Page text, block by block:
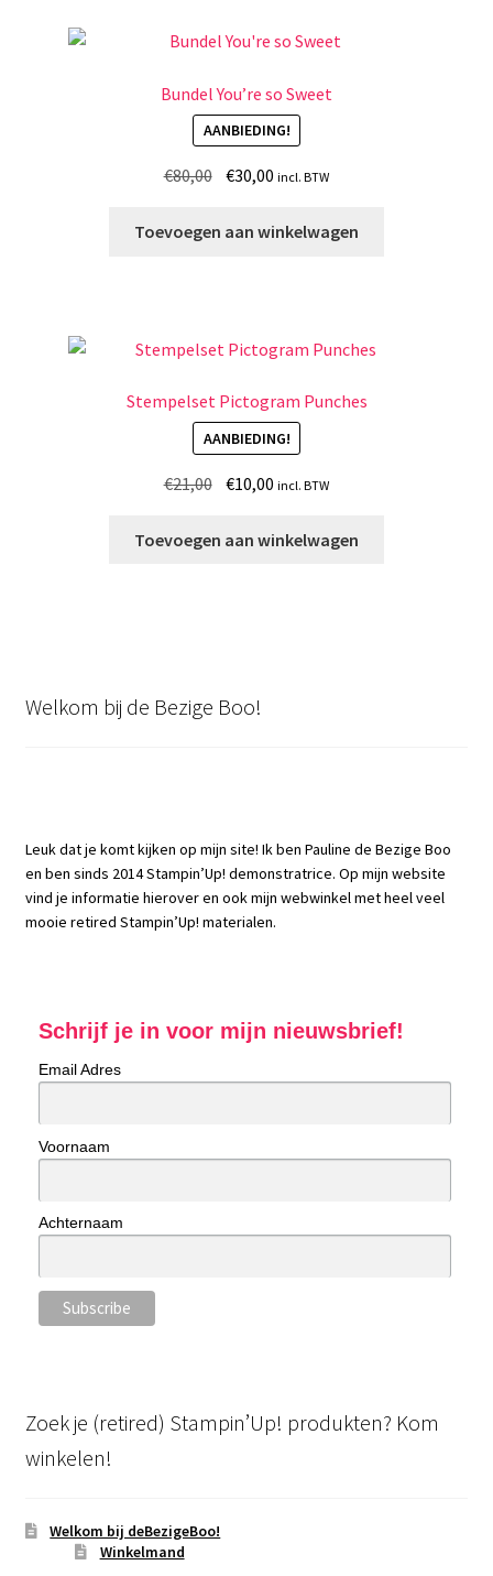
Bundel You’re so Sweet
AANBIEDING!
€80,00 Oorspronkelijke
was:
€30,00 Huidige
is:
incl. BTW
Toevoegen aan winkelwagen
Stempelset Pictogram Punches
AANBIEDING!
€21,00 Oorspronkelijke
was:
€10,00 Huidige
is:
incl. BTW
Toevoegen aan winkelwagen
Welkom bij de Bezige Boo!
Leuk dat je komt kijken op mijn site! Ik ben Pauline de Bezige Boo
en ben sinds 2014 Stampin’Up! demonstratrice. Op mijn website
vind je informatie hierover en ook mijn webwinkel met heel veel
mooie retired Stampin’Up! materialen.
Schrijf je in voor mijn nieuwsbrief!
Email Adres
Voornaam
Achternaam
Zoek je (retired) Stampin’Up! produkten? Kom
winkelen!
Welkom bij deBezigeBoo!
Winkelmand